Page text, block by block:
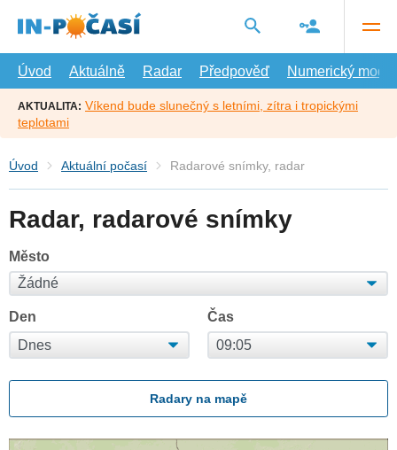
hlavní
Úvod
Aktuálně Radar Předpověď Numerický model
AKTUALITA: Víkend bude slunečný s letními, zítra i tropickými
teplotami
Úvod Aktuální počasí Radarové snímky, radar
Radar, radarové snímky
Město
Den Čas
Radary na mapě